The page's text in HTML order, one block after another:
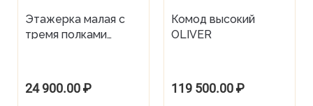
Этажерка малая с
тремя полками
24 900.00₽
Комод высокий
OLIVER
119 500.00₽